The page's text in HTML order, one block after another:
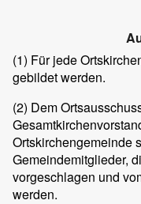
(1) Für jede
gebildet werden.
(2) Dem
Ortskirchengemeinde
Gemeindemitglieder,
vorgeschlagen und
werden.